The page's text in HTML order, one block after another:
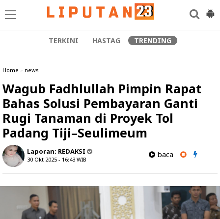
TERKINI HASTAG TRENDING
Home » news
Wagub Fadhlullah Pimpin Rapat
Bahas Solusi Pembayaran Ganti
Rugi Tanaman di Proyek Tol
Padang Tiji–Seulimeum
Laporan: REDAKSI
30 Okt 2025 - 16:43 WIB
baca